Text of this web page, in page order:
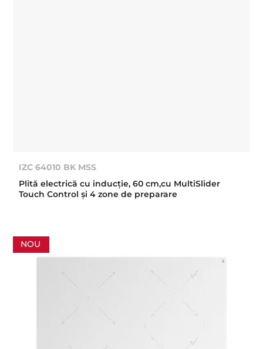
IZC 64010 BK MSS
Plită electrică cu inducţie, 60 cm,cu MultiSlider
Touch Control şi 4 zone de preparare
NOU